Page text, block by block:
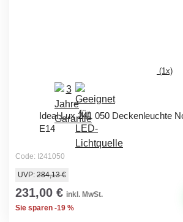
(1x)
Ideal Lux 241 050 Deckenleuchte
E14
Code: I241050
UVP: 284,13 €
231,00 € inkl. MwSt.
Sie sparen -19 %